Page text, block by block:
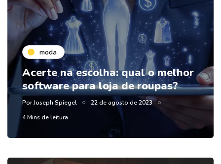
moda
Acerte na escolha: qual o melhor
software para loja de roupas?
PorJoseph Spiegel
22 de agosto de 2023
4 Mins de leitura